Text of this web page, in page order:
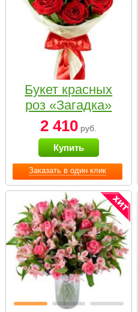
Заказать в один клик
Букет красных
роз «Загадка»
2 410 руб.
Купить